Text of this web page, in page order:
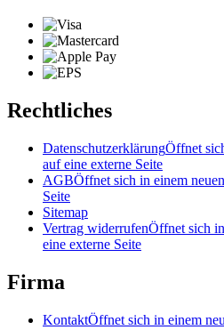
Rechtliches
DatenschutzerklärungÖffnet
auf eine externe Seite
AGBÖffnet sich in einem
Seite
Sitemap
Vertrag widerrufenÖffnet sich
eine externe Seite
Firma
KontaktÖffnet sich in einem